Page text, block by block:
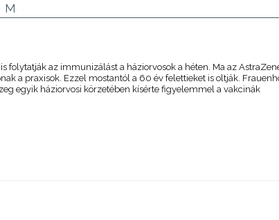
folytatják az immunizálást a háziorvosok a héten. Ma az
a praxisok. Ezzel mostantól a 60 év felettieket is oltják.
egyik háziorvosi körzetében kísérte figyelemmel a vakcinák